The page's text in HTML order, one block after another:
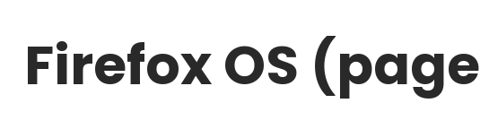
Firefox OS